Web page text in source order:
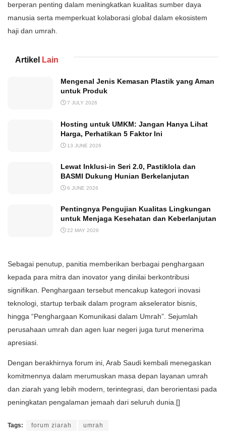
berperan penting dalam meningkatkan kualitas sumber daya
manusia serta memperkuat kolaborasi global dalam ekosistem
haji dan umrah.
Artikel Lain
Mengenal Jenis Kemasan Plastik yang Aman
untuk Produk
7 JULY 2026
Hosting untuk UMKM: Jangan Hanya Lihat
Harga, Perhatikan 5 Faktor Ini
13 JUNE 2026
Lewat Inklusi-in Seri 2.0, Pastiklola dan
BASMI Dukung Hunian Berkelanjutan
6 JUNE 2026
Pentingnya Pengujian Kualitas Lingkungan
untuk Menjaga Kesehatan dan Keberlanjutan
22 MAY 2026
Sebagai penutup, panitia memberikan berbagai penghargaan
kepada para mitra dan inovator yang dinilai berkontribusi
signifikan. Penghargaan tersebut mencakup kategori inovasi
teknologi, startup terbaik dalam program akselerator bisnis,
hingga “Penghargaan Komunikasi dalam Umrah”. Sejumlah
perusahaan umrah dan agen luar negeri juga turut menerima
apresiasi.
Dengan berakhirnya forum ini, Arab Saudi kembali menegaskan
komitmennya dalam merumuskan masa depan layanan umrah
dan ziarah yang lebih modern, terintegrasi, dan berorientasi pada
peningkatan pengalaman jemaah dari seluruh dunia.[]
Tags: forum ziarah umrah